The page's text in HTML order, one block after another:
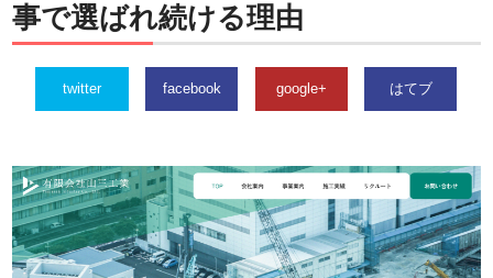
事で選ばれ続ける理由
twitter facebook google+ はてブ